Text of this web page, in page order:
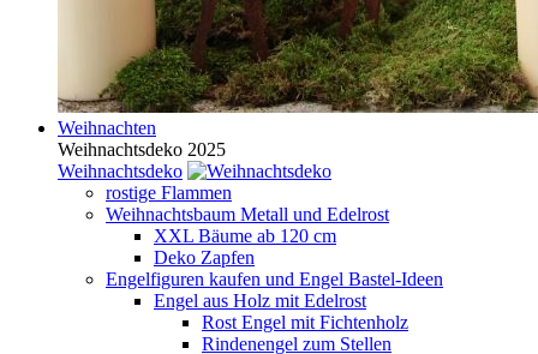
Weihnachten
Weihnachtsdeko 2025
Weihnachtsdeko
rostige Flammen
Weihnachtsbaum Metall und Edelrost
XXL Bäume ab 120 cm
Deko Zapfen
Engelfiguren kaufen und Engel Bastel-Ideen
Engel aus Holz mit Edelrost
Rost Engel mit Fichtenholz
Rindenengel zum Stellen